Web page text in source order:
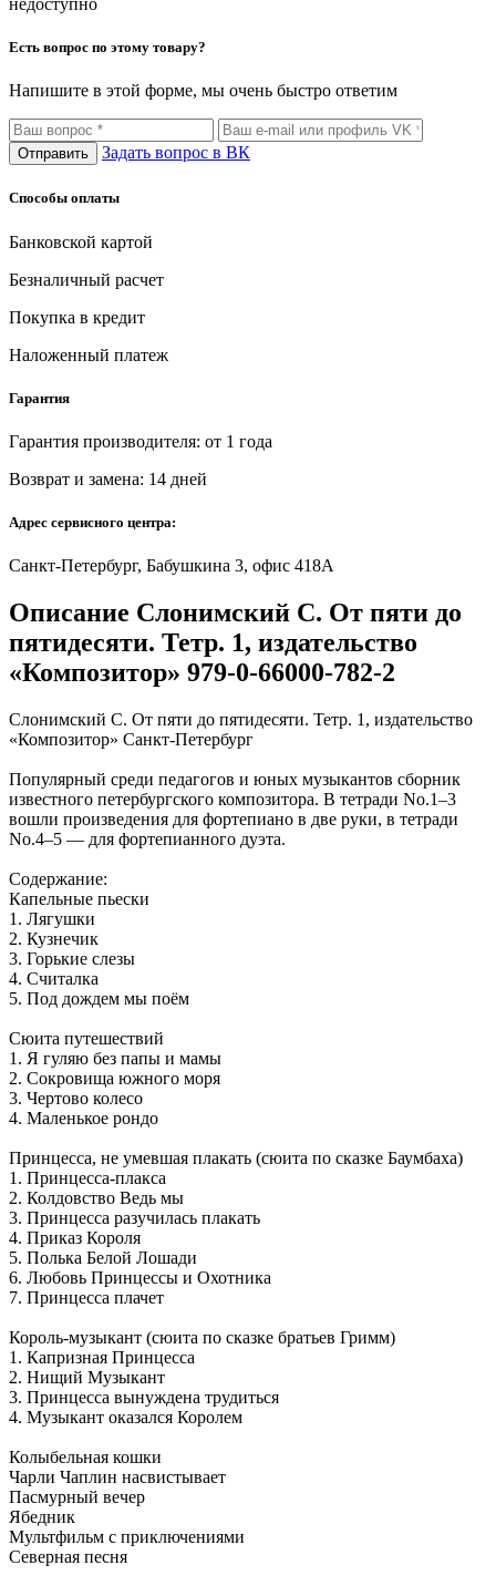
Есть вопрос по этому товару?
Напишите в этой форме, мы очень быстро ответим
Отправить Задать вопрос в ВК
Способы оплаты
Банковской картой
Безналичный расчет
Покупка в кредит
Наложенный платеж
Гарантия
Гарантия производителя: от 1 года
Возврат и замена: 14 дней
Адрес сервисного центра:
Санкт-Петербург, Бабушкина 3, офис 418А
Описание Слонимский С. От пяти до
пятидесяти. Тетр. 1, издательство
«Композитор» 979-0-66000-782-2
Слонимский С. От пяти до пятидесяти. Тетр. 1, издательство
«Композитор» Санкт-Петербург
Популярный среди педагогов и юных музыкантов сборник
известного петербургского композитора. В тетради No.1–3
вошли произведения для фортепиано в две руки, в тетради
No.4–5 — для фортепианного дуэта.
Содержание:
Капельные пьески
1. Лягушки
2. Кузнечик
3. Горькие слезы
4. Считалка
5. Под дождем мы поём
Сюита путешествий
1. Я гуляю без папы и мамы
2. Сокровища южного моря
3. Чертово колесо
4. Маленькое рондо
Принцесса, не умевшая плакать (сюита по сказке Баумбаха)
1. Принцесса-плакса
2. Колдовство Ведь мы
3. Принцесса разучилась плакать
4. Приказ Короля
5. Полька Белой Лошади
6. Любовь Принцессы и Охотника
7. Принцесса плачет
Король-музыкант (сюита по сказке братьев Гримм)
1. Капризная Принцесса
2. Нищий Музыкант
3. Принцесса вынуждена трудиться
4. Музыкант оказался Королем
Колыбельная кошки
Чарли Чаплин насвистывает
Пасмурный вечер
Ябедник
Мультфильм с приключениями
Северная песня